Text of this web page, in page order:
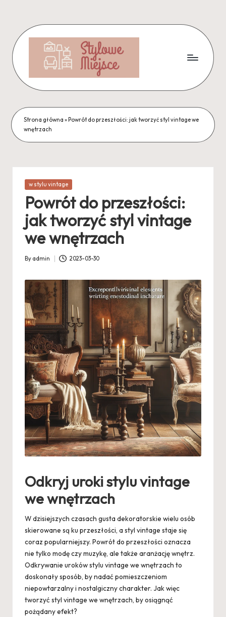
content
Strona główna » Powrót do przeszłości: jak tworzyć styl vintage we
wnętrzach
Posted
w stylu vintage
Powrót do przeszłości:
jak tworzyć styl vintage
we wnętrzach
Posted
By admin 2023-03-30
Odkryj uroki stylu vintage
we wnętrzach
W dzisiejszych czasach gusta dekoratorskie wielu osób
skierowane są ku przeszłości, a styl vintage staje się
coraz popularniejszy. Powrót do przeszłości oznacza
nie tylko modę czy muzykę, ale także aranżację wnętrz.
Odkrywanie uroków stylu vintage we wnętrzach to
doskonały sposób, by nadać pomieszczeniom
niepowtarzalny i nostalgiczny charakter. Jak więc
tworzyć styl vintage we wnętrzach, by osiągnąć
pożądany efekt?